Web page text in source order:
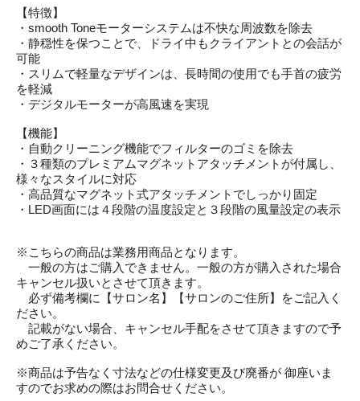
【特徴】
・smooth Toneモーターシステムは不快な周波数を除去
・静穏性を保つことで、ドライ中もクライアントとの会話が
可能
・スリムで軽量なデザインは、長時間の使用でも手首の疲労
を軽減
・デジタルモーターが高風速を実現
【機能】
・自動クリーニング機能でフィルターのゴミを除去
・３種類のプレミアムマグネットアタッチメントが付属し、
様々なスタイルに対応
・高品質なマグネット式アタッチメントでしっかり固定
・LED画面には４段階の温度設定と３段階の風量設定の表示
※こちらの商品は業務用商品となります。
一般の方はご購入できません。一般の方が購入された場合
キャンセル扱いとさせて頂きます。
必ず備考欄に【サロン名】【サロンのご住所】をご記入く
ださい。
記載がない場合、キャンセル手配をさせて頂きますので予
めご了承ください。
※商品は予告なく寸法などの仕様変更及び廃番が 御座いま
すのでお求めの際はお問合せください。